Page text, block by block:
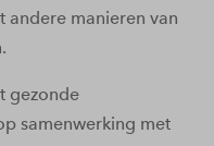
andere manieren van
gezonde
samenwerking met